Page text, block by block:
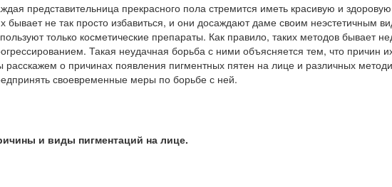
представительница прекрасного пола стремится иметь красивую и
бывает не так просто избавиться, и они досаждают даме своим неэстетичным
только косметические препараты. Как правило, таких методов бывает
Такая неудачная борьба с ними объясняется тем, что
расскажем о причинах появления пигментных пятен на лице и различных
своевременные меры по борьбе с ней.
и виды пигментаций на лице.